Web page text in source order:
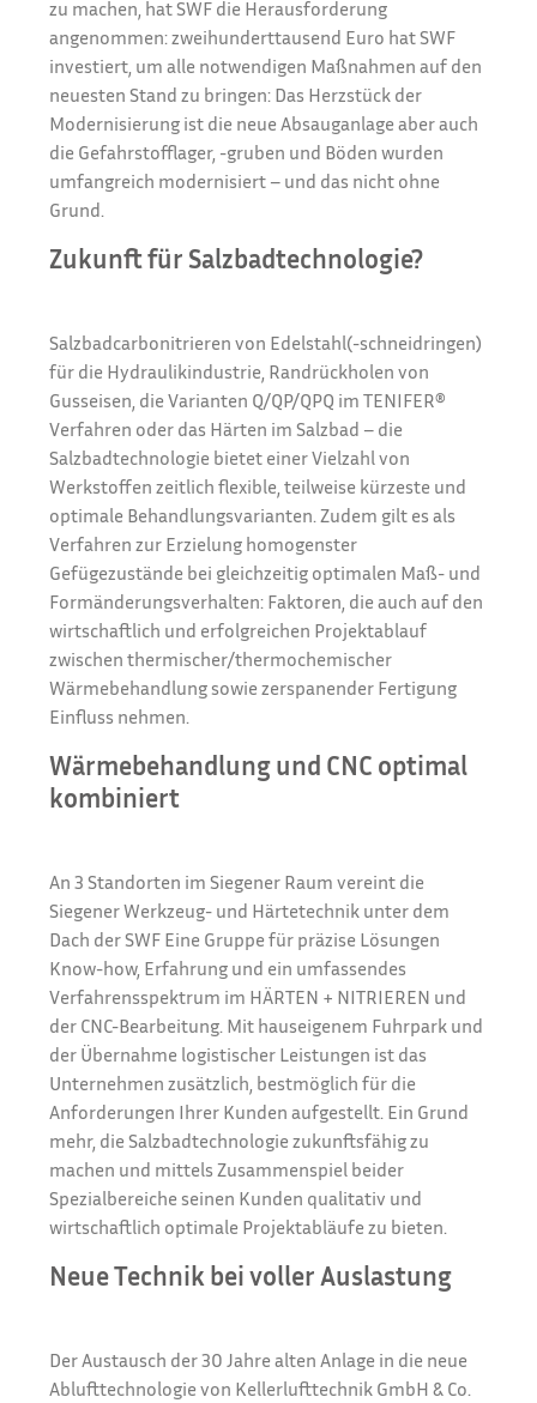
zu machen, hat SWF die Herausforderung
angenommen: zweihunderttausend Euro hat SWF
investiert, um alle notwendigen Maßnahmen auf den
neuesten Stand zu bringen: Das Herzstück der
Modernisierung ist die neue Absauganlage aber auch
die Gefahrstofflager, -gruben und Böden wurden
umfangreich modernisiert – und das nicht ohne
Grund.
Zukunft für Salzbadtechnologie?
Salzbadcarbonitrieren von Edelstahl(-schneidringen)
für die Hydraulikindustrie, Randrückholen von
Gusseisen, die Varianten Q/QP/QPQ im TENIFER®
Verfahren oder das Härten im Salzbad – die
Salzbadtechnologie bietet einer Vielzahl von
Werkstoffen zeitlich flexible, teilweise kürzeste und
optimale Behandlungsvarianten. Zudem gilt es als
Verfahren zur Erzielung homogenster
Gefügezustände bei gleichzeitig optimalen Maß- und
Formänderungsverhalten: Faktoren, die auch auf den
wirtschaftlich und erfolgreichen Projektablauf
zwischen thermischer/thermochemischer
Wärmebehandlung sowie zerspanender Fertigung
Einfluss nehmen.
Wärmebehandlung und CNC optimal
kombiniert
An 3 Standorten im Siegener Raum vereint die
Siegener Werkzeug- und Härtetechnik unter dem
Dach der SWF Eine Gruppe für präzise Lösungen
Know-how, Erfahrung und ein umfassendes
Verfahrensspektrum im HÄRTEN + NITRIEREN und
der CNC-Bearbeitung. Mit hauseigenem Fuhrpark und
der Übernahme logistischer Leistungen ist das
Unternehmen zusätzlich, bestmöglich für die
Anforderungen Ihrer Kunden aufgestellt. Ein Grund
mehr, die Salzbadtechnologie zukunftsfähig zu
machen und mittels Zusammenspiel beider
Spezialbereiche seinen Kunden qualitativ und
wirtschaftlich optimale Projektabläufe zu bieten.
Neue Technik bei voller Auslastung
Der Austausch der 30 Jahre alten Anlage in die neue
Ablufttechnologie von Kellerlufttechnik GmbH & Co.